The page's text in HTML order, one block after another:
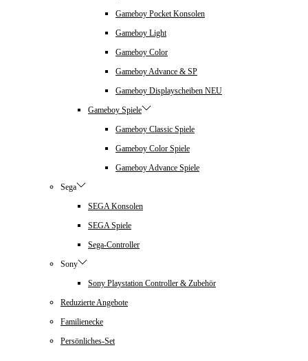
Gameboy Pocket Konsolen
Gameboy Light
Gameboy Color
Gameboy Advance & SP
Gameboy Displayscheiben NEU
Gameboy Spiele
Gameboy Classic Spiele
Gameboy Color Spiele
Gameboy Advance Spiele
Sega
SEGA Konsolen
SEGA Spiele
Sega-Controller
Sony
Sony Playstation Controller & Zubehör
Reduzierte Angebote
Familienecke
Persönliches-Set